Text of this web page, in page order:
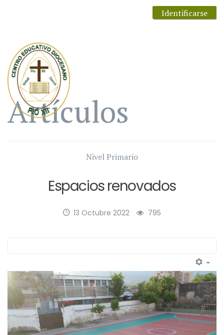
Identificarse
Artículos
Nivel Primario
Espacios renovados
13 Octubre 2022 795